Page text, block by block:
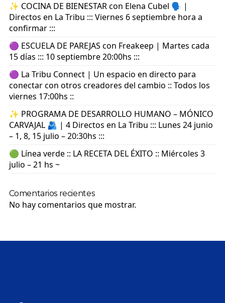
✨ COCINA DE BIENESTAR con Elena Cubel 🗣️ |
Directos en La Tribu ::: Viernes 6 septiembre hora a
confirmar :::
🟣 ESCUELA DE PAREJAS con Freakeep | Martes cada
15 días ::: 10 septiembre 20:00hs :::
🟣 La Tribu Connect | Un espacio en directo para
conectar con otros creadores del cambio :: Todos los
viernes 17:00hs ::
✨ PROGRAMA DE DESARROLLO HUMANO – MÓNICO
CARVAJAL 🫂 | 4 Directos en La Tribu ::: Lunes 24 junio
– 1, 8, 15 julio – 20:30hs :::
🟢 Línea verde :: LA RECETA DEL ÉXITO :: Miércoles 3
julio – 21 hs ~
Comentarios recientes
No hay comentarios que mostrar.